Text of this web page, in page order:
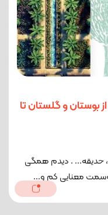
بوستان و گلستان تا
حدیقه... . دیدم همگی
به‌سمت معنایی کم‌ و...